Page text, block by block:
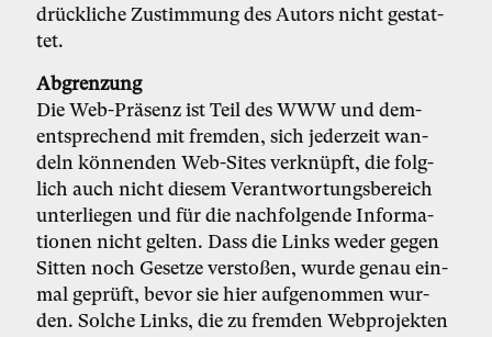
drück­li­che Zu­stim­mung des Au­tors nicht ge­stat­
tet.
Ab­gren­zung
Die Web-Prä­senz ist Teil des WWW und dem­
entspre­chend mit frem­den, sich je­der­zeit wan­
deln kön­nen­den Web-Sites ver­knüpft, die folg­
lich auch nicht die­sem Ver­ant­wor­tungs­be­reich
un­ter­lie­gen und für die nach­fol­gen­de In­for­ma­
tio­nen nicht gel­ten. Dass die Links we­der ge­gen
Sit­ten noch Ge­set­ze ver­sto­ßen, wur­de ge­nau ein­
mal ge­prüft, be­vor sie hier auf­ge­nom­men wur­
den. Sol­che Links, die zu frem­den Web­pro­jek­ten